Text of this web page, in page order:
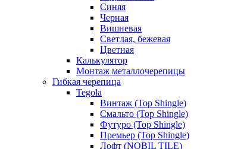
Синяя
Черная
Вишневая
Светлая, бежевая
Цветная
Калькулятор
Монтаж металлочерепицы
Гибкая черепица
Tegola
Винтаж (Top Shingle)
Смальто (Top Shingle)
Футуро (Top Shingle)
Премьер (Top Shingle)
Лофт (NOBIL TILE)